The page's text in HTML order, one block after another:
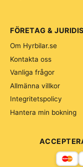
FÖRETAG &
Om Hyrbilar.se
Kontakta oss
Vanliga frågor
Allmänna villkor
Integritetspolicy
Hantera min bokning